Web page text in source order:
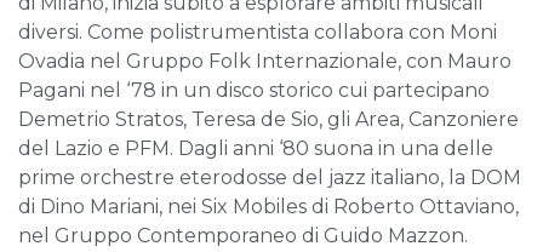
diversi. Come polistrumentista collabora con Moni
Ovadia nel Gruppo Folk Internazionale, con Mauro
Pagani nel ‘78 in un disco storico cui partecipano
Demetrio Stratos, Teresa de Sio, gli Area, Canzoniere
del Lazio e PFM. Dagli anni ‘80 suona in una delle
prime orchestre eterodosse del jazz italiano, la DOM
di Dino Mariani, nei Six Mobiles di Roberto Ottaviano,
nel Gruppo Contemporaneo di Guido Mazzon.